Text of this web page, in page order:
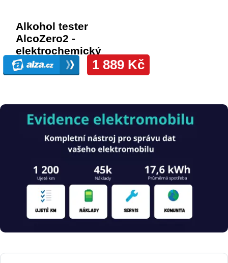
Obrázek